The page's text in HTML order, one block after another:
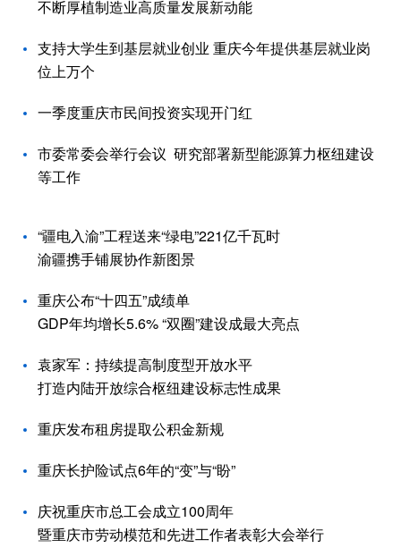
不断厚植制造业高质量发展新动能
支持大学生到基层就业创业 重庆今年提供基层就业岗
位上万个
一季度重庆市民间投资实现开门红
市委常委会举行会议 研究部署新型能源算力枢纽建设
等工作
“疆电入渝”工程送来“绿电”221亿千瓦时
渝疆携手铺展协作新图景
重庆公布“十四五”成绩单
GDP年均增长5.6% “双圈”建设成最大亮点
袁家军：持续提高制度型开放水平
打造内陆开放综合枢纽建设标志性成果
重庆发布租房提取公积金新规
重庆长护险试点6年的“变”与“盼”
庆祝重庆市总工会成立100周年
暨重庆市劳动模范和先进工作者表彰大会举行